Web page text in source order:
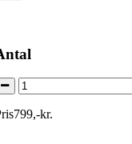
799,-kr.